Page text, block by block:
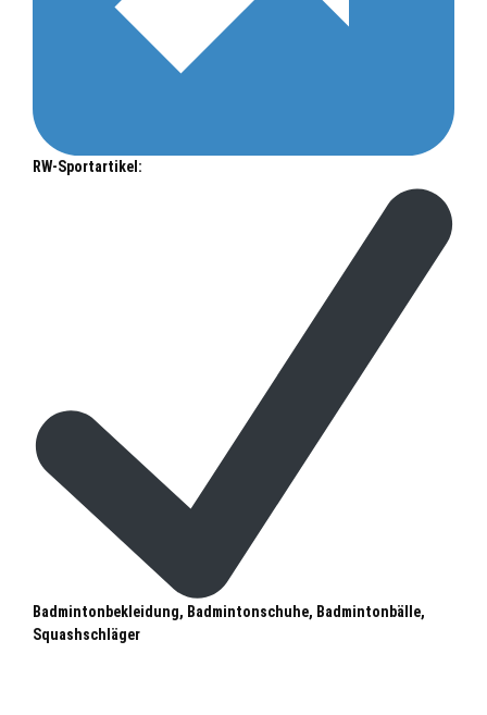
RW-Sportartikel:
Badmintonbekleidung, Badmintonschuhe, Badmintonbälle,
Squashschläger